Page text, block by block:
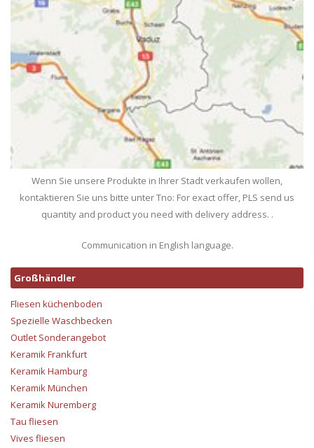
Wenn Sie unsere Produkte in Ihrer Stadt verkaufen wollen,
kontaktieren Sie uns bitte unter Tno: For exact offer, PLS send us
quantity and product you need with delivery address. .
Communication in English language.
Großhändler
Fliesen küchenboden
Spezielle Waschbecken
Outlet Sonderangebot
Keramik Frankfurt
Keramik Hamburg
Keramik München
Keramik Nuremberg
Tau fliesen
Vives fliesen